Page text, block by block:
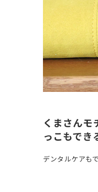
くまさんモ
っこもでき
デンタルケアも